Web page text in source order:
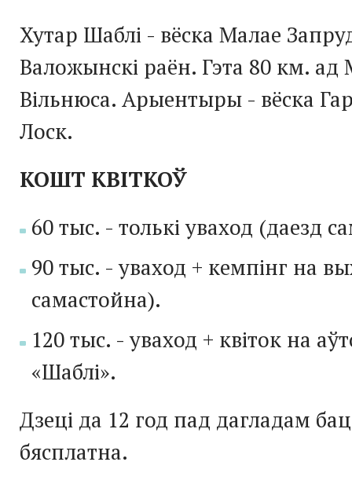
Хутар Шаблі - вёска Малае
Валожынскі раён. Гэта 80 км. ад
Вільнюса. Арыентыры - вёска
Лоск.
КОШТ КВІТКОЎ
60 тыс. - толькі уваход (даезд
90 тыс. - уваход + кемпінг на
самастойна).
120тыс. - уваход + квіток на
«Шаблі».
Дзеці да 12 год пад дагладам
бясплатна.